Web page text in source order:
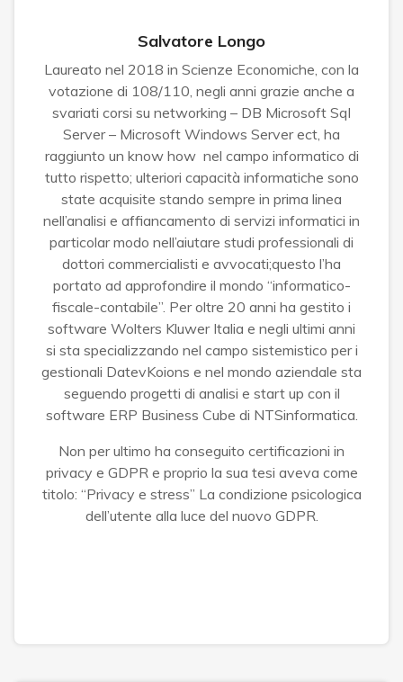
Salvatore Longo
Laureato nel 2018 in Scienze Economiche, con la
votazione di 108/110, negli anni grazie anche a
svariati corsi su networking – DB Microsoft Sql
Server – Microsoft Windows Server ect, ha
raggiunto un know how nel campo informatico di
tutto rispetto; ulteriori capacità informatiche sono
state acquisite stando sempre in prima linea
nell’analisi e affiancamento di servizi informatici in
particolar modo nell’aiutare studi professionali di
dottori commercialisti e avvocati;questo l’ha
portato ad approfondire il mondo “informatico-
fiscale-contabile”. Per oltre 20 anni ha gestito i
software Wolters Kluwer Italia e negli ultimi anni
si sta specializzando nel campo sistemistico per i
gestionali DatevKoions e nel mondo aziendale sta
seguendo progetti di analisi e start up con il
software ERP Business Cube di NTSinformatica.
Non per ultimo ha conseguito certificazioni in
privacy e GDPR e proprio la sua tesi aveva come
titolo: “Privacy e stress” La condizione psicologica
dell’utente alla luce del nuovo GDPR.